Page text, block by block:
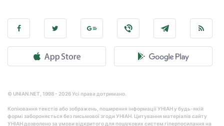
© UNIAN.NET, 1998 - 2026 Усі права дотримано.
Копіювання текстів або зображень, поширення інформації УНІАН у будь-якій
формі забороняється без письмової згоди УНІАН. Цитування матеріалів сайту
УНІАН дозволено за умови відкритого для пошукових систем гіперпосилання на